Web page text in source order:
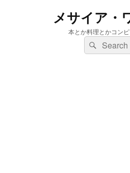
メサイア・
本とか料理とかコン
検
索:
検
索